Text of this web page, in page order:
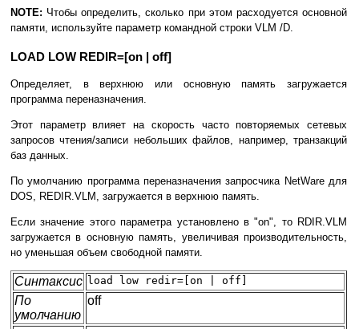
NOTE: Чтобы определить, сколько при этом расходуется основной
памяти, используйте параметр командной строки VLM /D.
LOAD LOW REDIR=[on | off]
Определяет, в верхнюю или основную память загружается
программа переназначения.
Этот параметр влияет на скорость часто повторяемых сетевых
запросов чтения/записи небольших файлов, например, транзакций
баз данных.
По умолчанию программа переназначения запросчика NetWare для
DOS, REDIR.VLM, загружается в верхнюю память.
Если значение этого параметра установлено в "on", то RDIR.VLM
загружается в основную память, увеличивая производительность,
но уменьшая объем свободной памяти.
Синтаксис load low redir=[on | off]
По
умолчанию
off